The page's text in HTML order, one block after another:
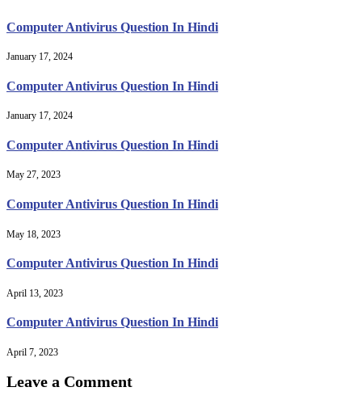
Computer Antivirus Question In Hindi
January 17, 2024
Computer Antivirus Question In Hindi
January 17, 2024
Computer Antivirus Question In Hindi
May 27, 2023
Computer Antivirus Question In Hindi
May 18, 2023
Computer Antivirus Question In Hindi
April 13, 2023
Computer Antivirus Question In Hindi
April 7, 2023
Leave a Comment